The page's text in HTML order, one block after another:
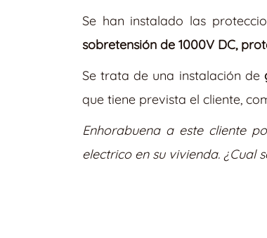
Se han instalado las
sobretensión de 1000V DC,
Se trata de una instalación de
que tiene prevista el cliente,
Enhorabuena a este cliente
electrico en su vivienda. ¿Cual